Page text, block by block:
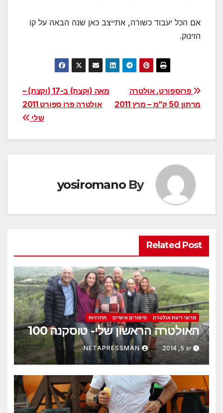
אם הכל יעבוד כשורה, אתייצב כאן שנה הבאה על קו
הזינוק.
ניווט
מאה (וקצת) ב-17 (וקצת) –
אולטרה פרו ספורט 2011
שלי
פרוספורט, אולטרה
מרתון 50 ק”מ – מרץ 2011
By
yosiromano
Related Post
מרוצי ריצת אולטרה סיפורים אישיים תחרויות
האולטרה הראשון שלי- טוסקנה 100
יונ 5, 2014 NETAPRESSMAN